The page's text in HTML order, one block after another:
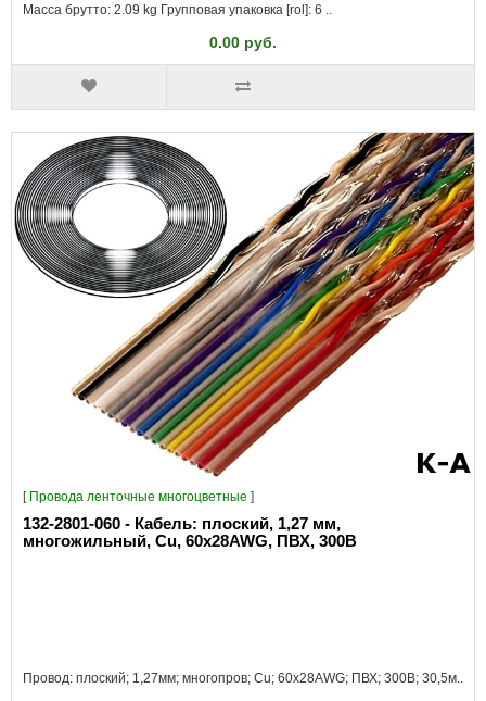
Масса брутто: 2.09 kg Групповая упаковка [rol]: 6 ..
0.00 руб.
[ Провода ленточные многоцветные ]
132-2801-060 - Кабель: плоский, 1,27 мм,
многожильный, Cu, 60x28AWG, ПВХ, 300В
Провод: плоский; 1,27мм; многопров; Cu; 60x28AWG; ПВХ; 300В; 30,5м..